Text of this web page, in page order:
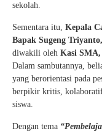
sekolah.
Sementara itu, Kepala
Bapak Sugeng
diwakili oleh Kasi
Dalam sambutannya,
yang berorientasi pada
berpikir kritis,
siswa.
Dengan tema